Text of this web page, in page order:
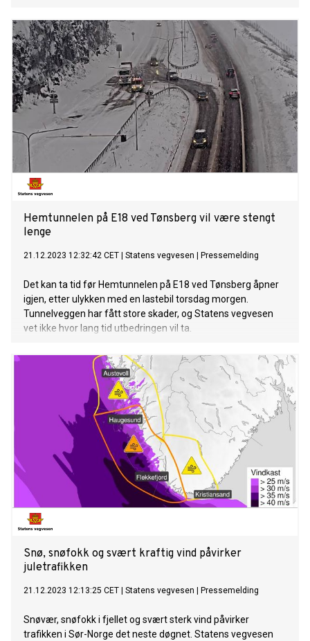
Hemtunnelen på E18 ved Tønsberg vil være stengt
lenge
21.12.2023 12:32:42 CET Statens vegvesen Pressemelding
Det kan ta tid før Hemtunnelen på E18 ved Tønsberg åpner
igjen, etter ulykken med en lastebil torsdag morgen.
Tunnelveggen har fått store skader, og Statens vegvesen
vet ikke hvor lang tid utbedringen vil ta.
Snø, snøfokk og svært kraftig vind påvirker
juletrafikken
21.12.2023 12:13:25 CET Statens vegvesen Pressemelding
Snøvær, snøfokk i fjellet og svært sterk vind påvirker
trafikken i Sør-Norge det neste døgnet. Statens vegvesen